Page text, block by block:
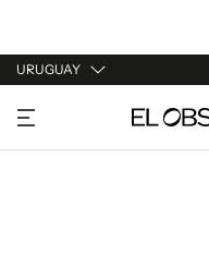
URUGUAY
URUGUAY
ARGENTINA